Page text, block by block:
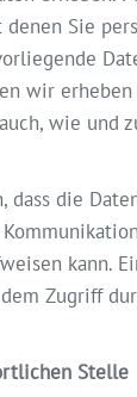
denen Sie
wir
wie und
dass die
kann.
Zugriff
Stelle